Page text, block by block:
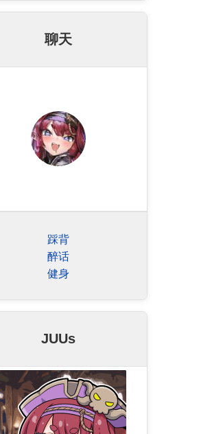
聊天
踩背
醉话
健身
JUUs